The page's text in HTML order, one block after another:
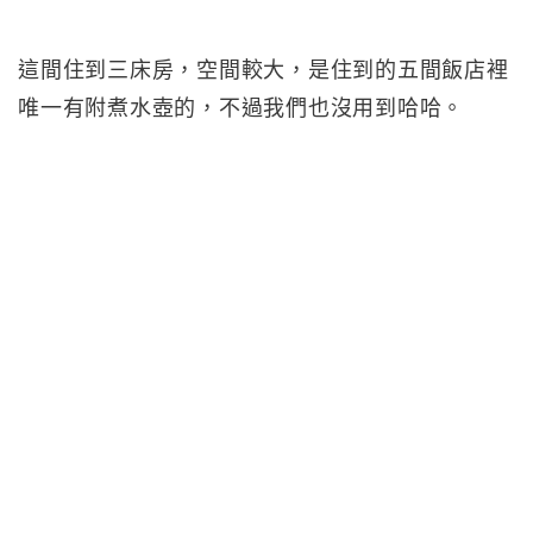
這間住到三床房，空間較大，是住到的五間飯店裡
唯一有附煮水壺的，不過我們也沒用到哈哈。